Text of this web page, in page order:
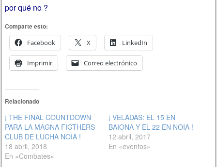
por qué no ?
Comparte esto:
Facebook
X LinkedIn
Imprimir Correo electrónico
Relacionado
¡ THE FINAL COUNTDOWN
PARA LA MAGNA FIGTHERS
CLUB DE LUCHA NOIA !
18 abril, 2018
En «Combates»
¡ VELADAS: EL 15 EN
BAIONA Y EL 22 EN NOIA !
12 abril, 2017
En «eventos»